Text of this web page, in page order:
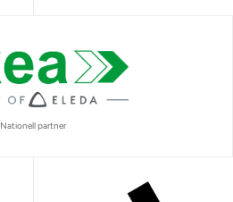
Nationell partner